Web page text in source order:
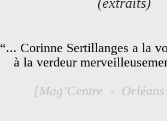
“... Corinne Sertillanges a la
à la verdeur
[Mag’Centre -